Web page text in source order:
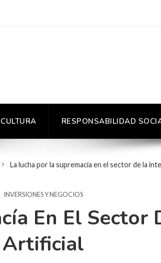
CULTURA RESPONSABILIDAD
La lucha por la supremacía en el sector de la
INVERSIONES Y NEGOCIOS
En El Sector
Artificial